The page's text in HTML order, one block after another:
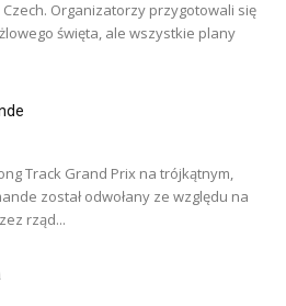
Organizatorzy przygotowali się
święta, ale wszystkie plany
Track Grand Prix na trójkątnym,
został odwołany ze względu na
rząd...